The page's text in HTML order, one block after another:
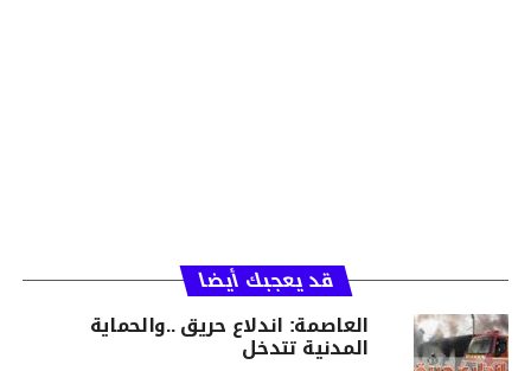
قد يعجبك أيضا
العاصمة: اندلاع حريق ..والحماية
المدنية تتدخل